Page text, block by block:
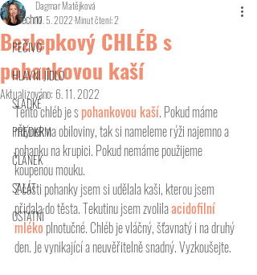
Všechno
PEČIVO
HLAVNÍ JÍDLO
SLADKÉ
PŘEDKRM
ČLÁNEK
SALÁT
OSTATNÍ
Bezlepkový CHLÉB s
pohankovou kaší
Dagmar Matějková
17. 5. 2022Minut čtení: 2
Aktualizováno: 6. 11. 2022
Tento chléb je s pohankovou kaší. Pokud máme
mlýnek na obiloviny, tak si nameleme rýži najemno a
pohanku na krupici. Pokud nemáme použijeme
koupenou mouku.
Z části pohanky jsem si udělala kaši, kterou jsem
přidala do těsta. Tekutinu jsem zvolila acidofilní
mléko plnotučné. Chléb je vláčný, šťavnatý i na druhý
den. Je vynikající a neuvěřitelně snadný. Vyzkoušejte.